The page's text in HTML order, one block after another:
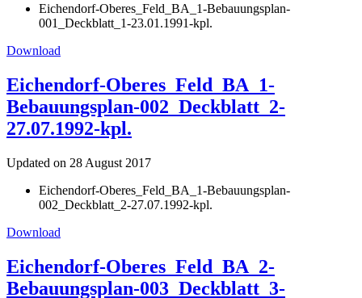
Eichendorf-Oberes_Feld_BA_1-Bebauungsplan-
001_Deckblatt_1-23.01.1991-kpl.
Download
Eichendorf-Oberes_Feld_BA_1-
Bebauungsplan-002_Deckblatt_2-
27.07.1992-kpl.
Updated on 28 August 2017
Eichendorf-Oberes_Feld_BA_1-Bebauungsplan-
002_Deckblatt_2-27.07.1992-kpl.
Download
Eichendorf-Oberes_Feld_BA_2-
Bebauungsplan-003_Deckblatt_3-